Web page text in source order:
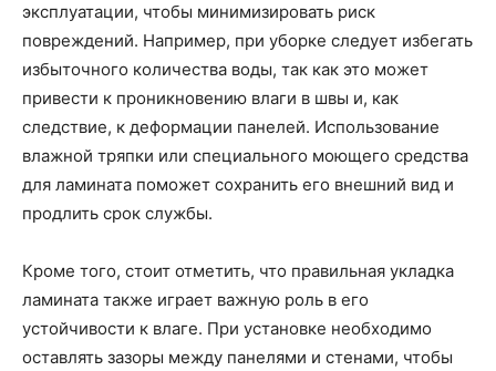
эксплуатации, чтобы минимизировать риск
повреждений. Например, при уборке следует избегать
избыточного количества воды, так как это может
привести к проникновению влаги в швы и, как
следствие, к деформации панелей. Использование
влажной тряпки или специального моющего средства
для ламината поможет сохранить его внешний вид и
продлить срок службы.
Кроме того, стоит отметить, что правильная укладка
ламината также играет важную роль в его
устойчивости к влаге. При установке необходимо
оставлять зазоры между панелями и стенами, чтобы